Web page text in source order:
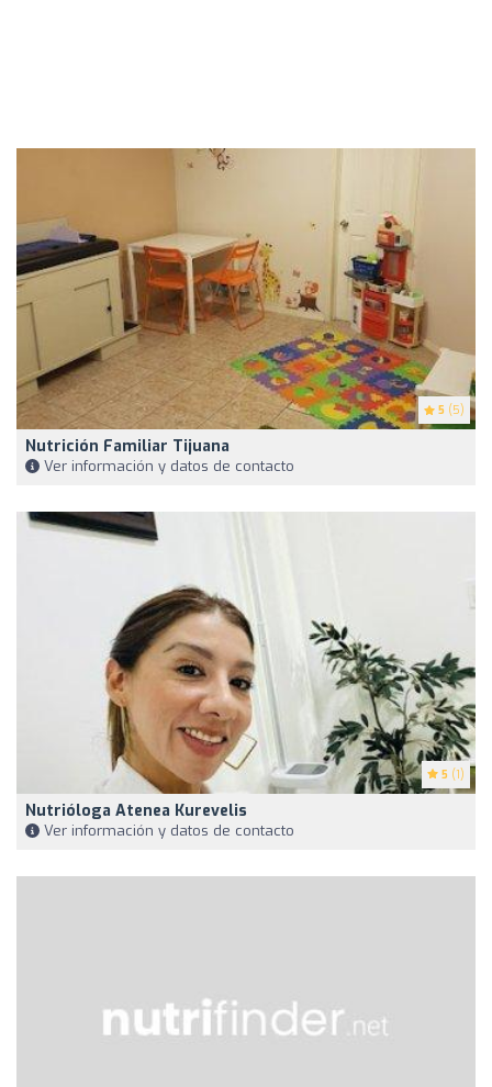
5 (5)
Nutrición Familiar Tijuana
Ver información y datos de contacto
5 (1)
Nutrióloga Atenea Kurevelis
Ver información y datos de contacto